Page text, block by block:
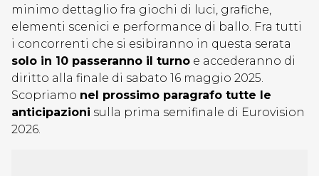
minimo dettaglio fra giochi di luci, grafiche,
elementi scenici e performance di ballo. Fra tutti
i concorrenti che si esibiranno in questa serata
solo in 10 passeranno il turno e accederanno di
diritto alla finale di sabato 16 maggio 2025.
Scopriamo nel prossimo paragrafo tutte le
anticipazioni sulla prima semifinale di Eurovision
2026.